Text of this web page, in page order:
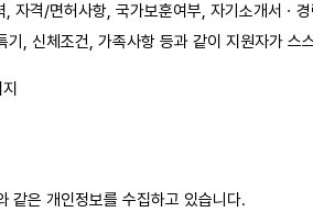
자격/면허사항, 국가보훈여부, 자기소개서ㆍ경
기, 신체조건, 가족사항 등과 같이 지원자가 스
같은 개인정보를 수집하고 있습니다.